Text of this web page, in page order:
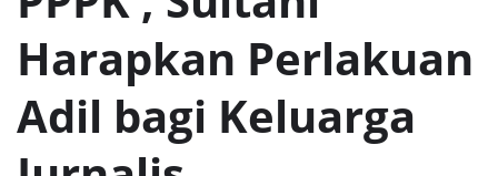
Harapkan Perlakuan
Adil bagi Keluarga